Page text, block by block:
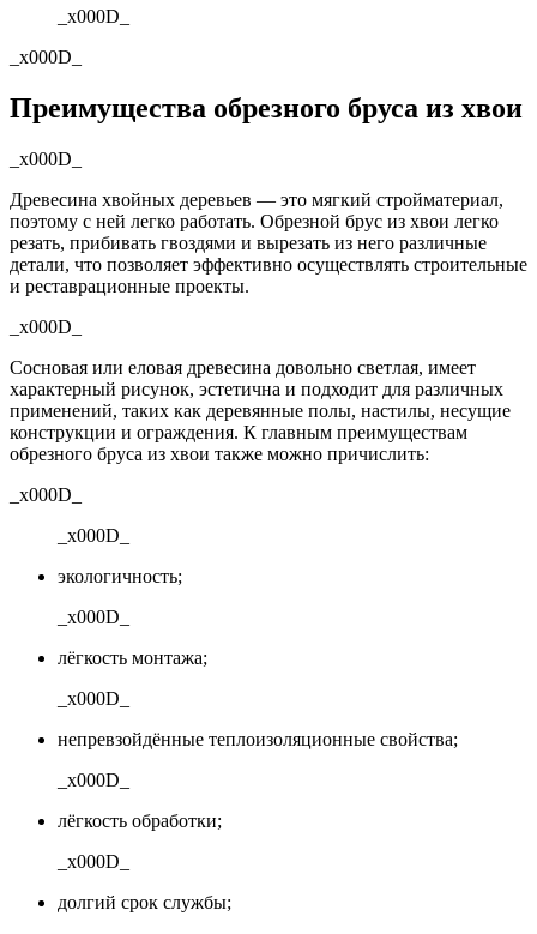
_x000D_
_x000D_
Преимущества обрезного бруса из хвои
_x000D_
Древесина хвойных деревьев — это мягкий стройматериал,
поэтому с ней легко работать. Обрезной брус из хвои легко
резать, прибивать гвоздями и вырезать из него различные
детали, что позволяет эффективно осуществлять строительные
и реставрационные проекты.
_x000D_
Сосновая или еловая древесина довольно светлая, имеет
характерный рисунок, эстетична и подходит для различных
применений, таких как деревянные полы, настилы, несущие
конструкции и ограждения. К главным преимуществам
обрезного бруса из хвои также можно причислить:
_x000D_
_x000D_
экологичность;
_x000D_
лёгкость монтажа;
_x000D_
непревзойдённые теплоизоляционные свойства;
_x000D_
лёгкость обработки;
_x000D_
долгий срок службы;